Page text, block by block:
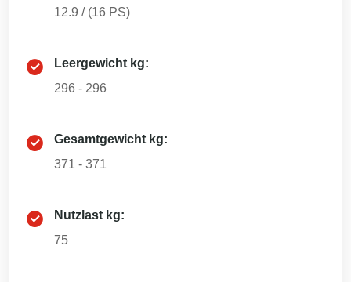
12.9 / (16 PS)
Leergewicht kg:
296 - 296
Gesamtgewicht kg:
371 - 371
Nutzlast kg:
75